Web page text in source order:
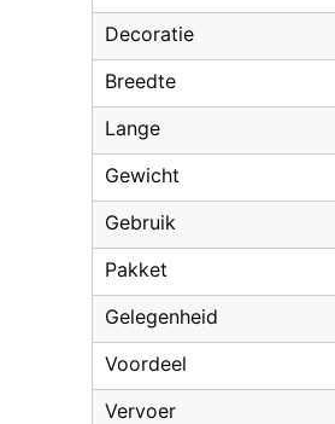
Decoratie
Breedte
Lange
Gewicht
Gebruik
Pakket
Gelegenheid
Voordeel
Vervoer